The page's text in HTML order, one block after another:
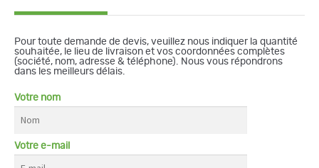
Pour toute demande de devis, veuillez nous indiquer la quantité
souhaitée, le lieu de livraison et vos coordonnées complètes
(société, nom, adresse & téléphone). Nous vous répondrons
dans les meilleurs délais.
Votre nom
Votre e-mail